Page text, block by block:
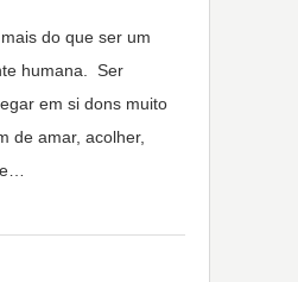
do que ser um
humana. Ser
em si dons muito
de amar, acolher,